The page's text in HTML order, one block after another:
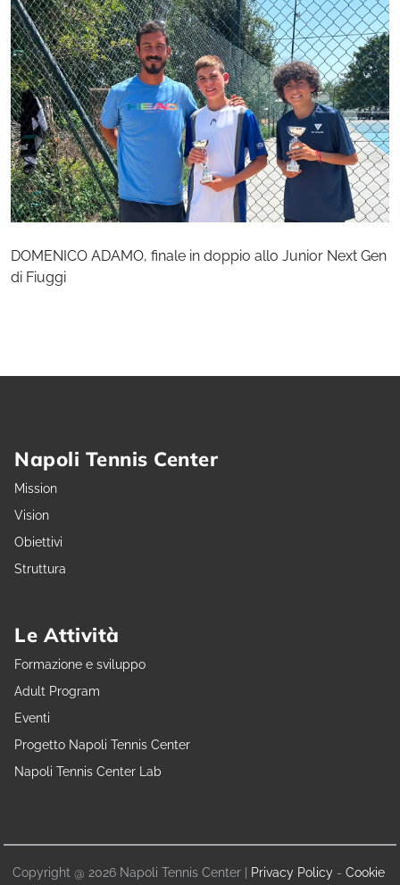
DOMENICO ADAMO, finale in doppio allo Junior Next Gen
di Fiuggi
Napoli Tennis Center
Mission
Vision
Obiettivi
Struttura
Le Attività
Formazione e sviluppo
Adult Program
Eventi
Progetto Napoli Tennis Center
Napoli Tennis Center Lab
Copyright @ 2026 Napoli Tennis Center | Privacy Policy - Cookie